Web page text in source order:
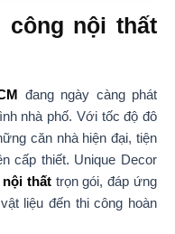
công nội thất
đang ngày càng phát
nhà phố. Với tốc độ đô
căn nhà hiện đại, tiện
cấp thiết. Unique Decor
thấttrọn gói, đáp ứng
liệu đến thi công hoàn